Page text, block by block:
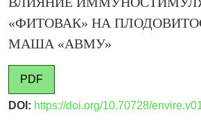
«ФИТОВАК» НА
МАША «АВМУ»
PDF
DOI: https://doi.org/10.70728/